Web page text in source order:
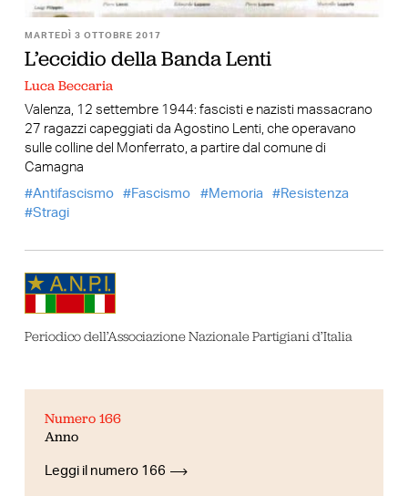
MARTEDÌ 3 OTTOBRE 2017
L’eccidio della Banda Lenti
Luca Beccaria
Valenza, 12 settembre 1944: fascisti e nazisti massacrano
27 ragazzi capeggiati da Agostino Lenti, che operavano
sulle colline del Monferrato, a partire dal comune di
Camagna
Antifascismo
Fascismo Memoria
Resistenza
Stragi
Periodico dell’Associazione Nazionale Partigiani d’Italia
Numero 166
Anno
Leggi il numero 166